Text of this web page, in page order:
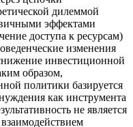
дилеммой
эффектами
доступа к ресурсам)
изменения
инвестиционной
образом,
политики базируется
как инструмента
не является